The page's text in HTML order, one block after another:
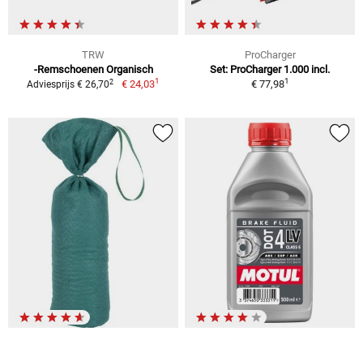
TRW
-Remschoenen Organisch
Adviesprijs € 26,702 € 24,031
ProCharger
Set: ProCharger 1.000 incl.
€ 77,981